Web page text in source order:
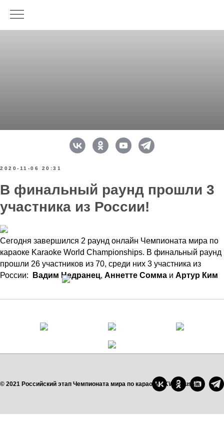
2020-11-06 20:31
В финальный раунд прошли 3
участника из России!
Сегодня завершился 2 раунд онлайн Чемпионата мира по
караоке Karaoke World Championships. В финальный раунд
прошли 26 участников из 70, среди них 3 участника из
России:
Вадим Недранец, Аннетте Сомма и Артур Ким
© 2021 Российский этап Чемпионата мира по караоке - KWC Russia